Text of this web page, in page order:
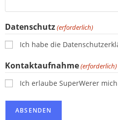
Datenschutz(erforderlich)
Ich habe die
Kontaktaufnahme(erforderlich)
Ich erlaube SuperWerer